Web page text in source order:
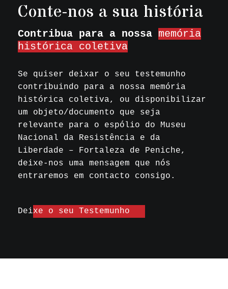
Conte-nos a sua história
Contribua para a nossa memória
histórica coletiva
Se quiser deixar o seu testemunho
contribuindo para a nossa memória
histórica coletiva, ou disponibilizar
um objeto/documento que seja
relevante para o espólio do Museu
Nacional da Resistência e da
Liberdade – Fortaleza de Peniche,
deixe-nos uma mensagem que nós
entraremos em contacto consigo.
Deixe o seu Testemunho